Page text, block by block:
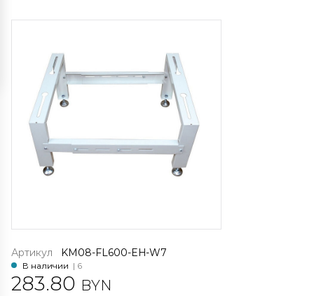
Артикул KM08-FL600-EH-W7
В наличии | 6
283.80 BYN